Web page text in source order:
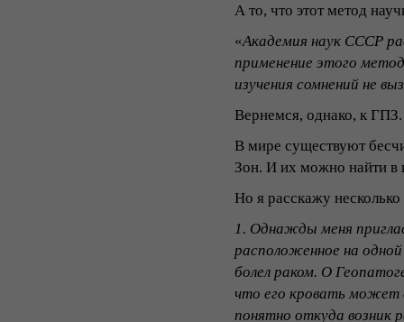
А то, что этот метод
«Академия наук СССР
применение этого
изучения сомнений не
Вернемся, однако, к ГПЗ.
В мире существуют
Зон. И их можно найти в
Но я расскажу
1. Однажды меня
расположенное на
болел раком. О
что его кровать может
понятно откуда возник